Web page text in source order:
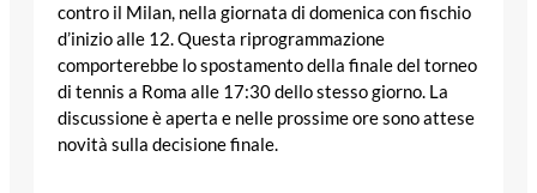
contro il Milan, nella giornata di domenica con fischio
d’inizio alle 12. Questa riprogrammazione
comporterebbe lo spostamento della finale del torneo
di tennis a Roma alle 17:30 dello stesso giorno. La
discussione è aperta e nelle prossime ore sono attese
novità sulla decisione finale.